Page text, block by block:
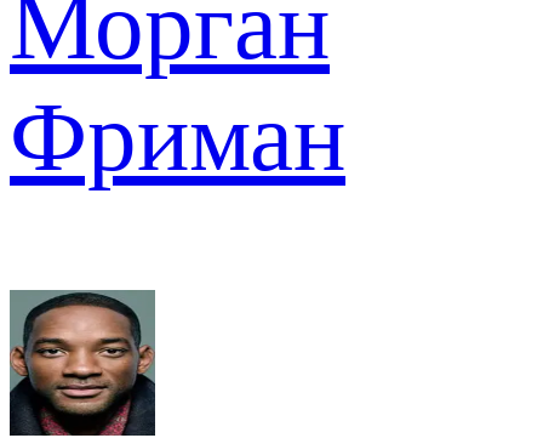
Морган
Фриман